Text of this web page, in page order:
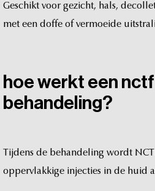
Geschikt voor gezicht, hals,
met een doffe of vermoeide
hoe werkt een nctf
behandeling?
Tijdens de behandeling wordt
oppervlakkige injecties in de huid